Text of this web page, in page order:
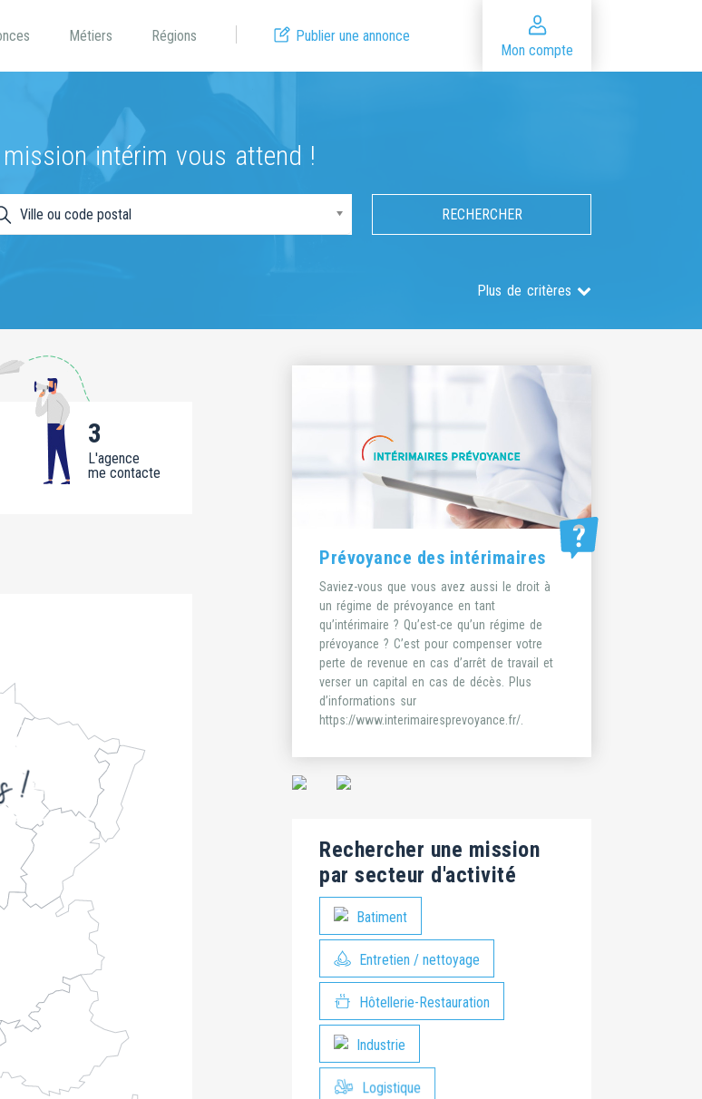
Mon compte
Métiers Régions Publier une annonce
intérim vous attend !
Ville ou code postal
Plus de critères
3
L'agence
me contacte
Prévoyance des intérimaires
Saviez-vous que vous avez aussi le droit à
un régime de prévoyance en tant
qu’intérimaire ? Qu’est-ce qu’un régime de
prévoyance ? C’est pour compenser votre
perte de revenue en cas d’arrêt de travail et
verser un capital en cas de décès. Plus
d’informations sur
https://www.interimairesprevoyance.fr/
Rechercher une mission
par secteur d'activité
Batiment
Entretien / nettoyage
Hôtellerie-Restauration
Industrie
Logistique